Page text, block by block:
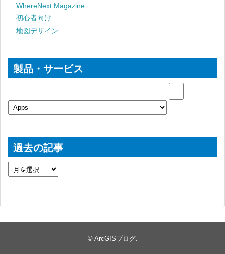
WhereNext Magazine
初心者向け
地図デザイン
製品・サービス
過去の記事
© ArcGISブログ.